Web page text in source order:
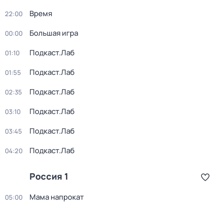
22:00 Время
00:00 Большая игра
01:10 Подкаст.Лаб
01:55 Подкаст.Лаб
02:35 Подкаст.Лаб
03:10 Подкаст.Лаб
03:45 Подкаст.Лаб
04:20 Подкаст.Лаб
Россия 1
05:00 Мама напрокат